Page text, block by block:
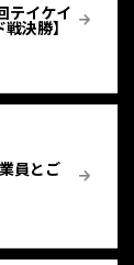
テイケイ
決勝】
員とご